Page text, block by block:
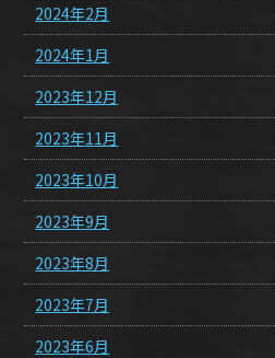
2024年2月
2024年1月
2023年12月
2023年11月
2023年10月
2023年9月
2023年8月
2023年7月
2023年6月